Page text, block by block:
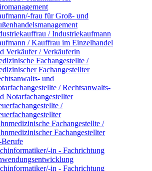
frau für Groß- und
/ Industriekaufmann
/ Kauffrau im Einzelhandel
Verkäufer / Verkäuferin
Fachangestellte /
Fachangestellter
und
/ Rechtsanwalts-
Notarfachangestellter
/
Fachangestellte /
Fachangestellter
in - Fachrichtung
in - Fachrichtung